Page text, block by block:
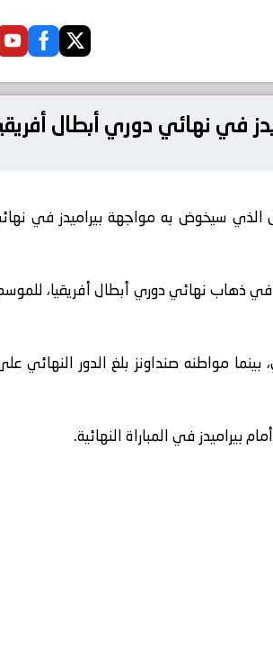
twitter
في نهائي دوري أبطال
الذي سيخوض به مواجهة بيراميدز في
في ذهاب نهائي دوري أبطال أفريقيا،
بينما مواطنه صنداونز بلغ الدور النهائي
بيراميدز في المباراة النهائية.